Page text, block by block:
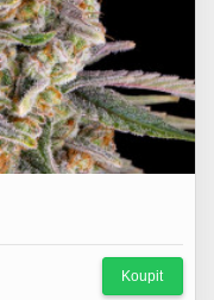
Koupit